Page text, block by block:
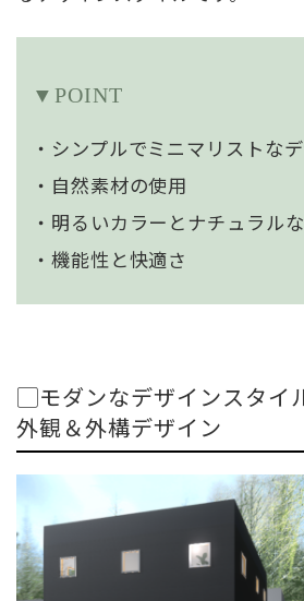
▼POINT
・シンプルでミニマリストな
・自然素材の使用
・明るいカラーとナチュラル
・機能性と快適さ
▢モダンなデザインスタイ
外観＆外構デザイン